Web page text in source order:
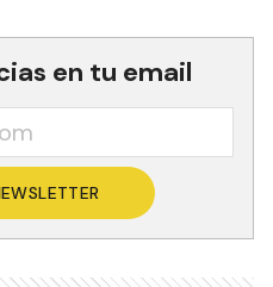
en tu email